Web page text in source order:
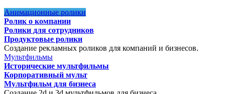
Анимационные ролики
Ролик о компании
Ролики для сотрудников
Продуктовые ролики
Создание рекламных роликов для компаний и бизнесов.
Мультфильмы
Исторические мультфильмы
Корпоративный мульт
Мультфильм для бизнеса